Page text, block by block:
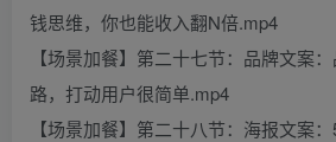
钱思维，你也能收入翻N倍.mp4
【场景加餐】第二十七节：品牌文案
路，打动用户很简单.mp4
【场景加餐】第二十八节：海报文案